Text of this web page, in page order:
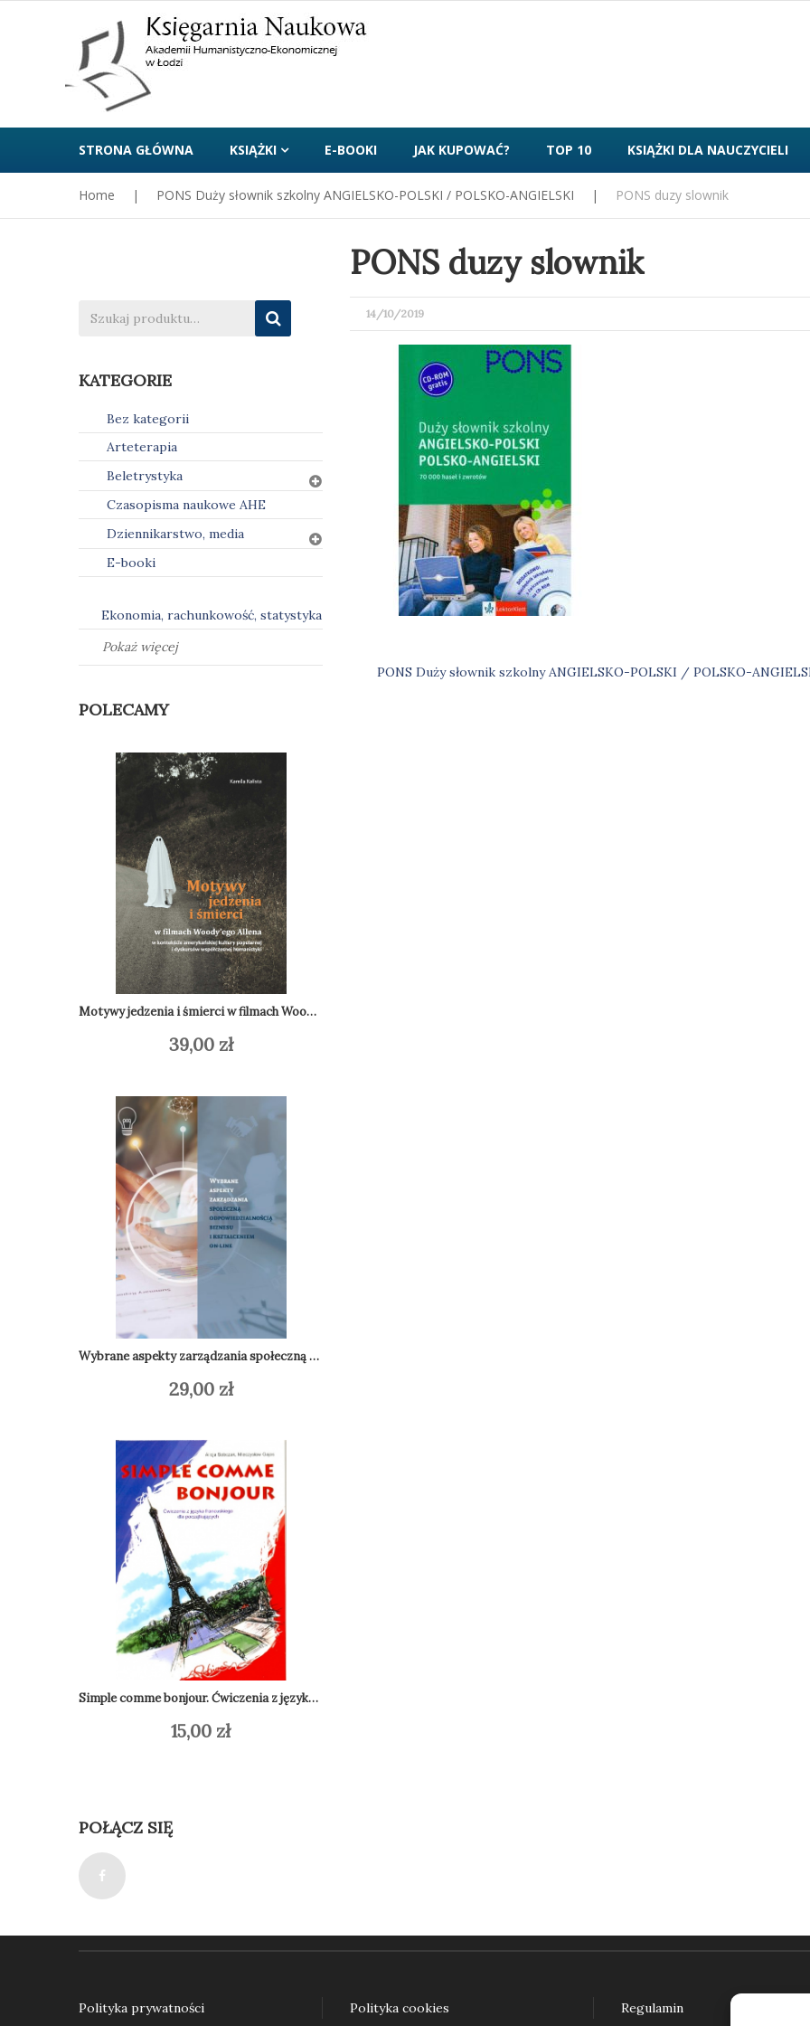
STRONA GŁÓWNA KSIĄŻKI E-BOOKI JAK KUPOWAĆ? TOP 10 KSIĄŻKI DLA NAUCZYCIELI
Home | PONS Duży słownik szkolny ANGIELSKO-POLSKI / POLSKO-ANGIELSKI | PONS duzy slownik
PONS duzy slownik
POSTED
ON
14/10/2019
Nawigacja
PONS Duży słownik szkolny ANGIELSKO-POLSKI / POLSKO-
KATEGORIE
Bez kategorii
Arteterapia
Beletrystyka
Czasopisma naukowe AHE
Dziennikarstwo, media
E-booki
Ekonomia, rachunkowość, statystyka
Pokaż więcej
POLECAMY
Motywy jedzenia i śmierci w filmach Woody’ego Allena (wyd. 2)
39,00 zł
Dodaj do koszyka
Wybrane aspekty zarządzania społeczną odpowiedzialnością biznesu i kształceniem on-line
29,00 zł
Dodaj do koszyka
Simple comme bonjour. Ćwiczenia z języka francuskiego dla początkujących
15,00 zł
Dodaj do koszyka
POŁĄCZ SIĘ
Polityka prywatności Polityka cookies Regulamin